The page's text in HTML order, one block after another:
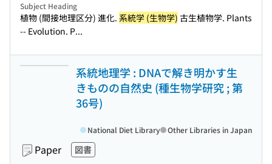
Subject Heading
植物 (間接地理区分) 進化. 系統学 (生物学) 古生植物学. Plants
-- Evolution. P...
系統地理学 : DNAで解き明かす生
きものの自然史 (種生物学研究 ; 第
36号)
Paper 図書
National Diet Library Other Libraries in Japan